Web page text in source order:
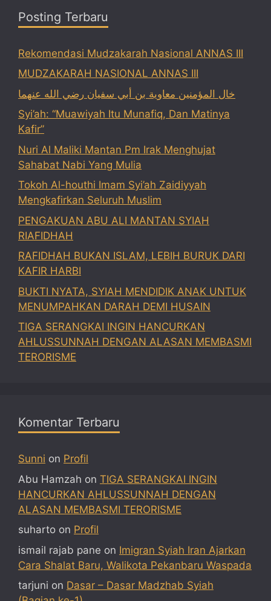
Posting Terbaru
Rekomendasi Mudzakarah Nasional ANNAS III
MUDZAKARAH NASIONAL ANNAS III
خال المؤمنين معاوية بن أبي سفيان رضي الله عنهما
Syi’ah: “Muawiyah Itu Munafiq, Dan Matinya
Kafir”
Nuri Al Maliki Mantan Pm Irak Menghujat
Sahabat Nabi Yang Mulia
Tokoh Al-houthi Imam Syi’ah Zaidiyyah
Mengkafirkan Seluruh Muslim
PENGAKUAN ABU ALI MANTAN SYIAH
RIAFIDHAH
RAFIDHAH BUKAN ISLAM, LEBIH BURUK DARI
KAFIR HARBI
BUKTI NYATA, SYIAH MENDIDIK ANAK UNTUK
MENUMPAHKAN DARAH DEMI HUSAIN
TIGA SERANGKAI INGIN HANCURKAN
AHLUSSUNNAH DENGAN ALASAN MEMBASMI
TERORISME
Komentar Terbaru
Sunni on Profil
Abu Hamzah on TIGA SERANGKAI INGIN
HANCURKAN AHLUSSUNNAH DENGAN
ALASAN MEMBASMI TERORISME
suharto on Profil
ismail rajab pane on Imigran Syiah Iran Ajarkan
Cara Shalat Baru, Walikota Pekanbaru Waspada
tarjuni on Dasar – Dasar Madzhab Syiah